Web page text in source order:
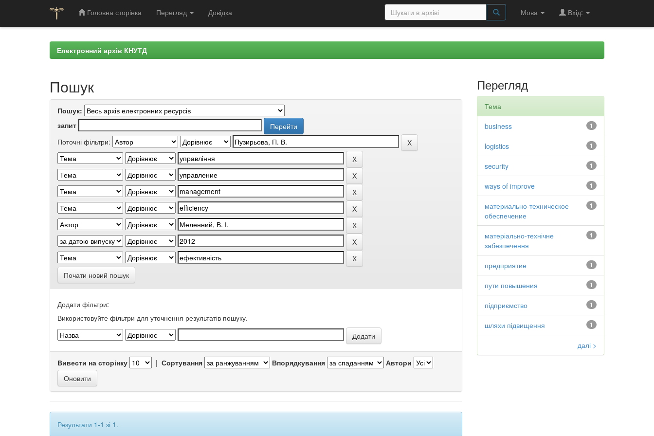
Головна сторінка Перегляд Довідка Мова Вхід:
Електронний архів КНУТД
Пошук
Пошук:
запит
Поточні фільтри:
Почати новий пошук
Додати фільтри:
Використовуйте фільтри для уточнення результатів пошуку.
Вивести на сторінку | Сортування Впорядкування Автори
Результати 1-1 зі 1.
Перегляд
Тема
1
business
1
logistics
1
security
1
ways of improve
1
материально-техническое
обеспечение
1
матеріально-технічне
забезпечення
1
предприятие
1
пути повышения
1
підприємство
1
шляхи підвищення
далі >